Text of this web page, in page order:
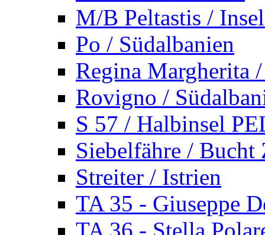
M/B Peltastis /
Po / Südalbanien
Regina Margherita
Rovigno /
S 57 / Halbinsel
Siebelfähre / Bucht
Streiter / Istrien
TA 35 - Giuseppe
TA 36 - Stella